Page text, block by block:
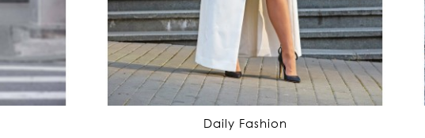
Daily Fashion